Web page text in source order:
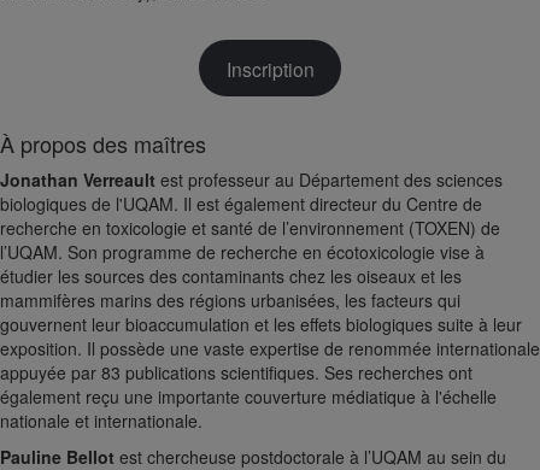
Inscription
À propos des maîtres
Jonathan Verreault est professeur au Département des sciences
biologiques de l'UQAM. Il est également directeur du Centre de
recherche en toxicologie et santé de l’environnement (TOXEN) de
l’UQAM. Son programme de recherche en écotoxicologie vise à
étudier les sources des contaminants chez les oiseaux et les
mammifères marins des régions urbanisées, les facteurs qui
gouvernent leur bioaccumulation et les effets biologiques suite à leur
exposition. Il possède une vaste expertise de renommée internationale
appuyée par 83 publications scientifiques. Ses recherches ont
également reçu une importante couverture médiatique à l'échelle
nationale et internationale.
Pauline Bellot est chercheuse postdoctorale à l’UQAM au sein du